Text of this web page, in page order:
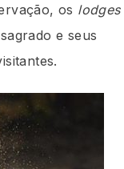
os lodges
e seus